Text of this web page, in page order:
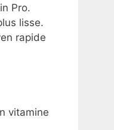
Pro.
lisse.
rapide
vitamine